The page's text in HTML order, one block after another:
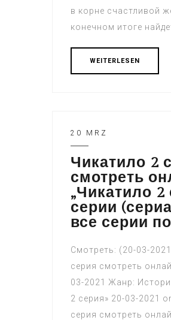
в корне счастливой
конечном итоге
WEITERLESEN
20 MRZ
Чикатило 2
смотреть
„Чикатило 2
серии
все серии
Смотреть: (20-03-
серия смотреть
03-2021 Жанр:
2 серия» 20-03-2021
серия смотреть